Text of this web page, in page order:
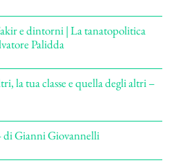
e dintorni | La tanatopolitica
Palidda
la tua classe e quella degli altri –
di Gianni Giovannelli